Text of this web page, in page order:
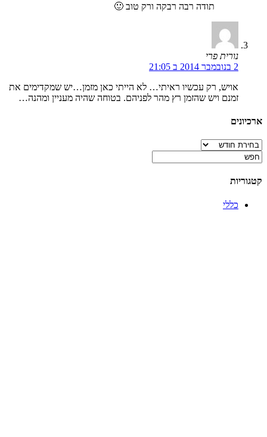
תודה רבה רבקה ורק טוב 🙂
נורית פרי
2 בנובמבר 2014 ב 21:05
אויש, רק עכשיו ראיתי… לא הייתי כאן מזמן…יש שמקדימים את
זמנם ויש שהזמן רץ מהר לפניהם. בטוחה שהיה מעניין ומהנה…
ארכיונים
ארכיונים
קטגוריות
כללי